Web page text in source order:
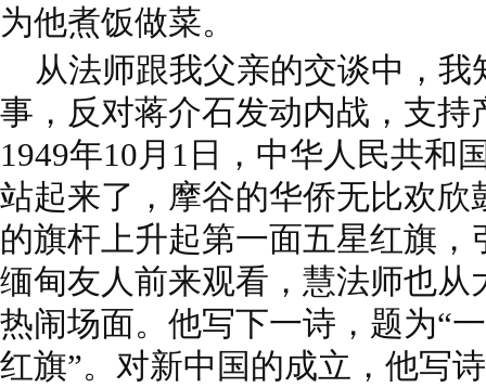
为他煮饭做菜。
从法师跟我父亲的交谈中，我
事，反对蒋介石发动内战，支持
1949年10月1日，中华人民共和
站起来了，摩谷的华侨无比欢欣
的旗杆上升起第一面五星红旗
缅甸友人前来观看，慧法师也从
热闹场面。他写下一诗，题为“
红旗”。对新中国的成立，他写